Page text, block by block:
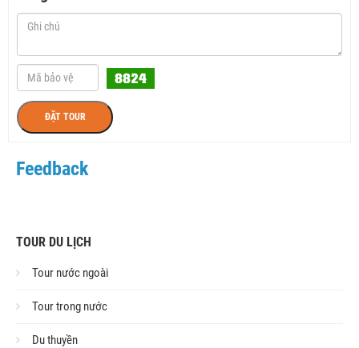
ĐẶT TOUR
Feedback
TOUR DU LỊCH
Tour nước ngoài
Tour trong nước
Du thuyền